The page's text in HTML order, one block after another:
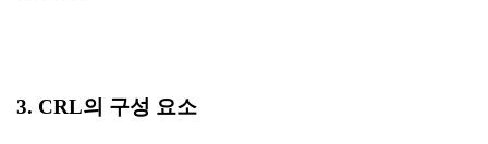
3. CRL의 구성 요소